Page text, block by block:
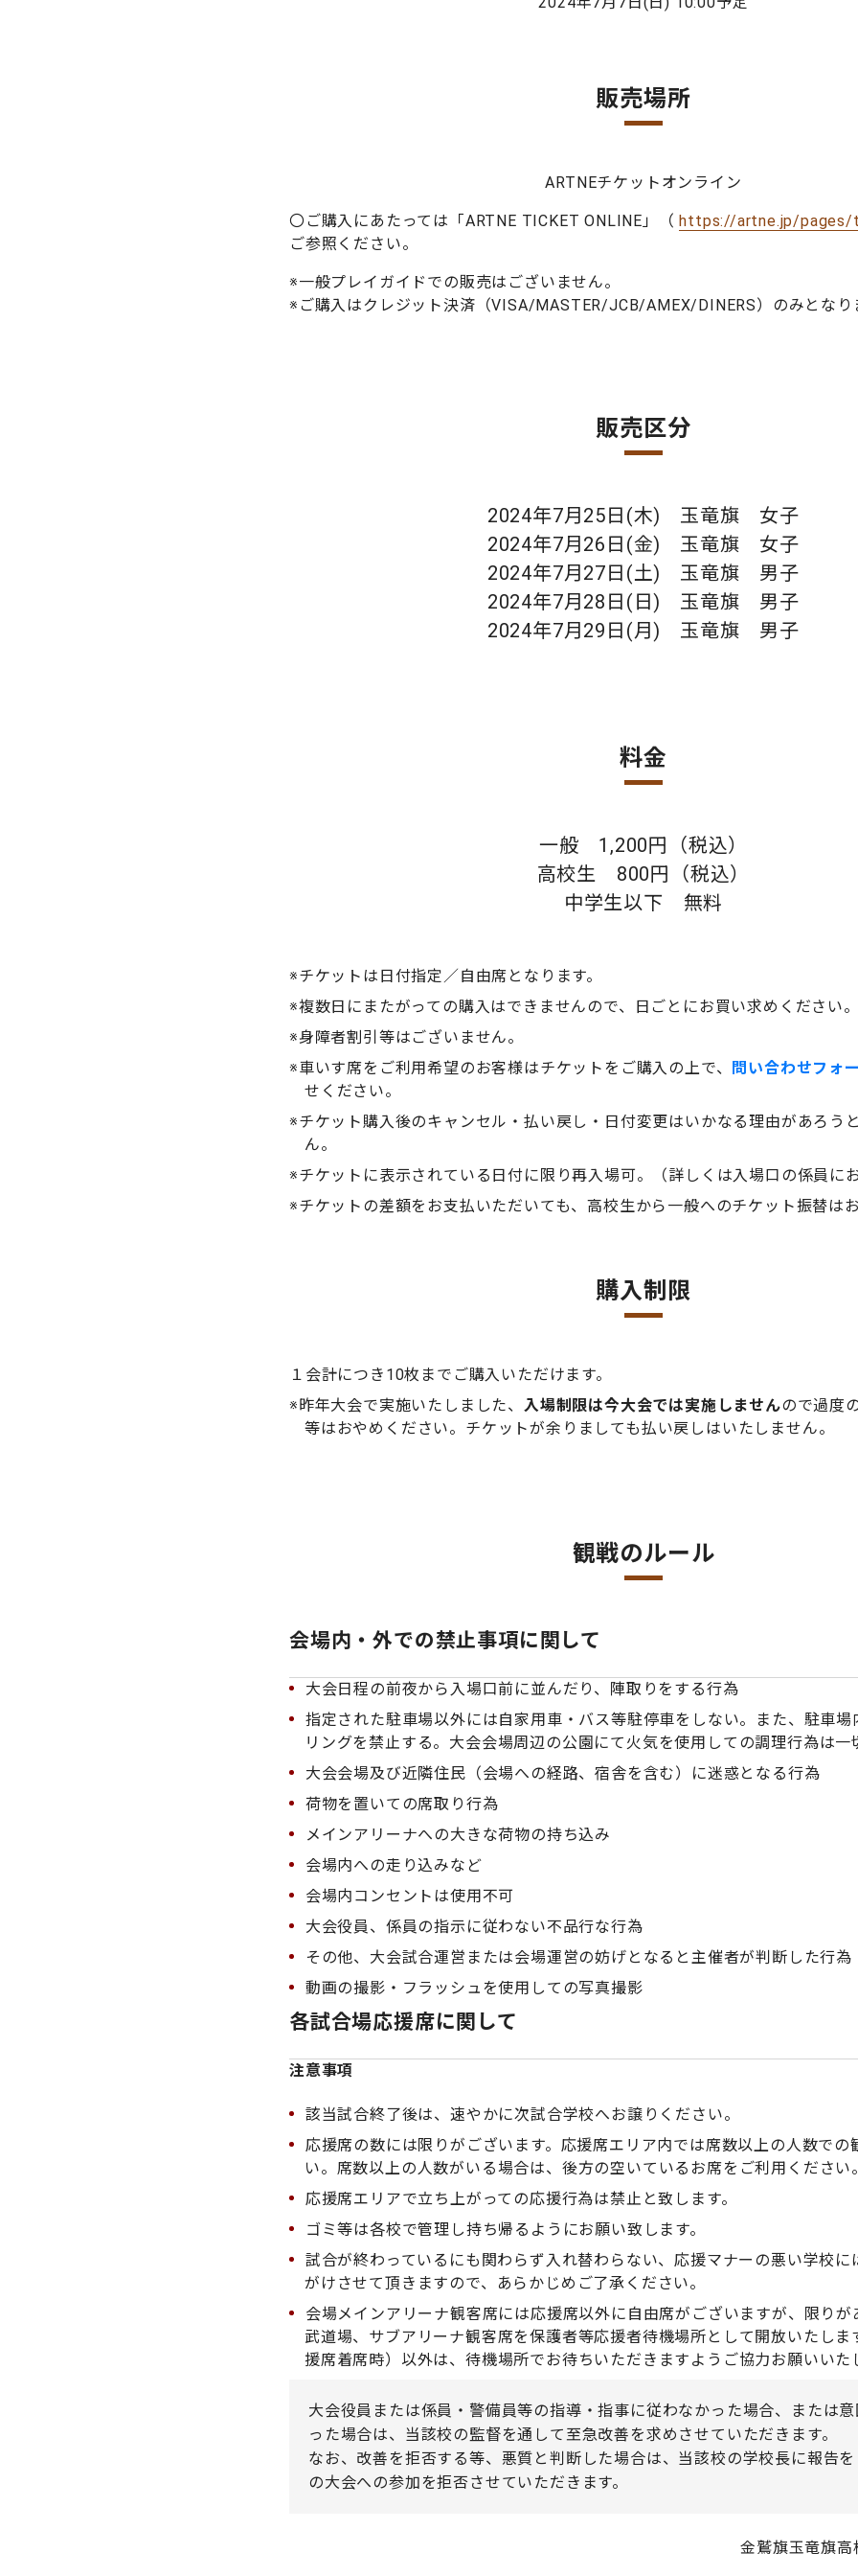
販売場所
ARTNEチケットオンライン
〇ご購入にあたっては「ARTNE TICKET ONLINE」（https://artne.jp/
ご参照ください。
※一般プレイガイドでの販売はございません。
※ご購入はクレジット決済（VISA/MASTER/JCB/AMEX/DINERS）のみとなり
販売区分
2024年7月25日(木)
玉竜旗 女子
2024年7月26日(金)
玉竜旗 女子
2024年7月27日(土)
玉竜旗 男子
2024年7月28日(日)
玉竜旗 男子
2024年7月29日(月)
玉竜旗 男子
料金
一般 1,200円（税込）
高校生 800円（税込）
中学生以下 無料
※チケットは日付指定／自由席となります。
※複数日にまたがっての購入はできませんので、日ごとにお買い求めください。
※身障者割引等はございません。
※車いす席をご利用希望のお客様はチケットをご購入の上で、
問い合わせフォ
せください。
※チケット購入後のキャンセル・払い戻し・日付変更はいかなる理由があろう
ん。
※チケットに表示されている日付に限り再入場可。（詳しくは入場口の係員に
※チケットの差額をお支払いただいても、高校生から一般へのチケット振替は
購入制限
１会計につき10枚までご購入いただけます。
※昨年大会で実施いたしました、 入場制限は今大会では実施しませんので過度
等はおやめください。チケットが余りましても払い戻しはいたしません。
観戦のルール
会場内・外での禁止事項に関して
大会日程の前夜から入場口前に並んだり、陣取りをする行為
指定された駐車場以外には自家用車・バス等駐停車をしない。また、駐車場
リングを禁止する。大会会場周辺の公園にて火気を使用しての調理行為は一
大会会場及び近隣住民（会場への経路、宿舎を含む）に迷惑となる行為
荷物を置いての席取り行為
メインアリーナへの大きな荷物の持ち込み
会場内への走り込みなど
会場内コンセントは使用不可
大会役員、係員の指示に従わない不品行な行為
その他、大会試合運営または会場運営の妨げとなると主催者が判断した行為
動画の撮影・フラッシュを使用しての写真撮影
各試合場応援席に関して
注意事項
該当試合終了後は、速やかに次試合学校へお譲りください。
応援席の数には限りがございます。応援席エリア内では席数以上の人数での
い。席数以上の人数がいる場合は、後方の空いているお席をご利用ください。
応援席エリアで立ち上がっての応援行為は禁止と致します。
ゴミ等は各校で管理し持ち帰るようにお願い致します。
試合が終わっているにも関わらず入れ替わらない、応援マナーの悪い学校に
がけさせて頂きますので、あらかじめご了承ください。
会場メインアリーナ観客席には応援席以外に自由席がございますが、限りが
武道場、サブアリーナ観客席を保護者等応援者待機場所として開放いたしま
援席着席時）以外は、待機場所でお待ちいただきますようご協力お願いいた
大会役員または係員・警備員等の指導・指事に従わなかった場合、または
った場合は、当該校の監督を通して至急改善を求めさせていただきます。
なお、改善を拒否する等、悪質と判断した場合は、当該校の学校長に報告
の大会への参加を拒否させていただきます。
金鷲旗玉竜旗高